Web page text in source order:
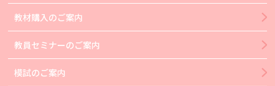
教材購入のご案内
教員セミナーのご案内
模試のご案内